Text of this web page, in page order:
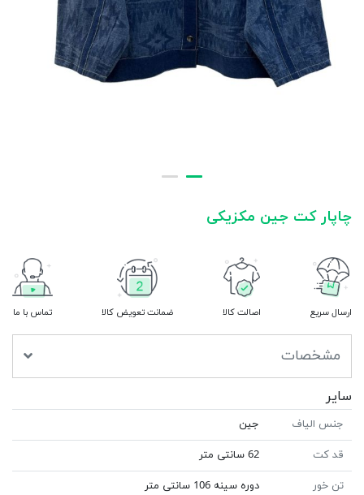
چاپار کت جین مکزیکی
ارسال سریع اصالت کالا ضمانت تعویض کالا تماس با ما
مشخصات
سایر
جنس الیاف جین
قد کت 62 سانتی متر
تن خور دوره سینه 106 سانتی متر